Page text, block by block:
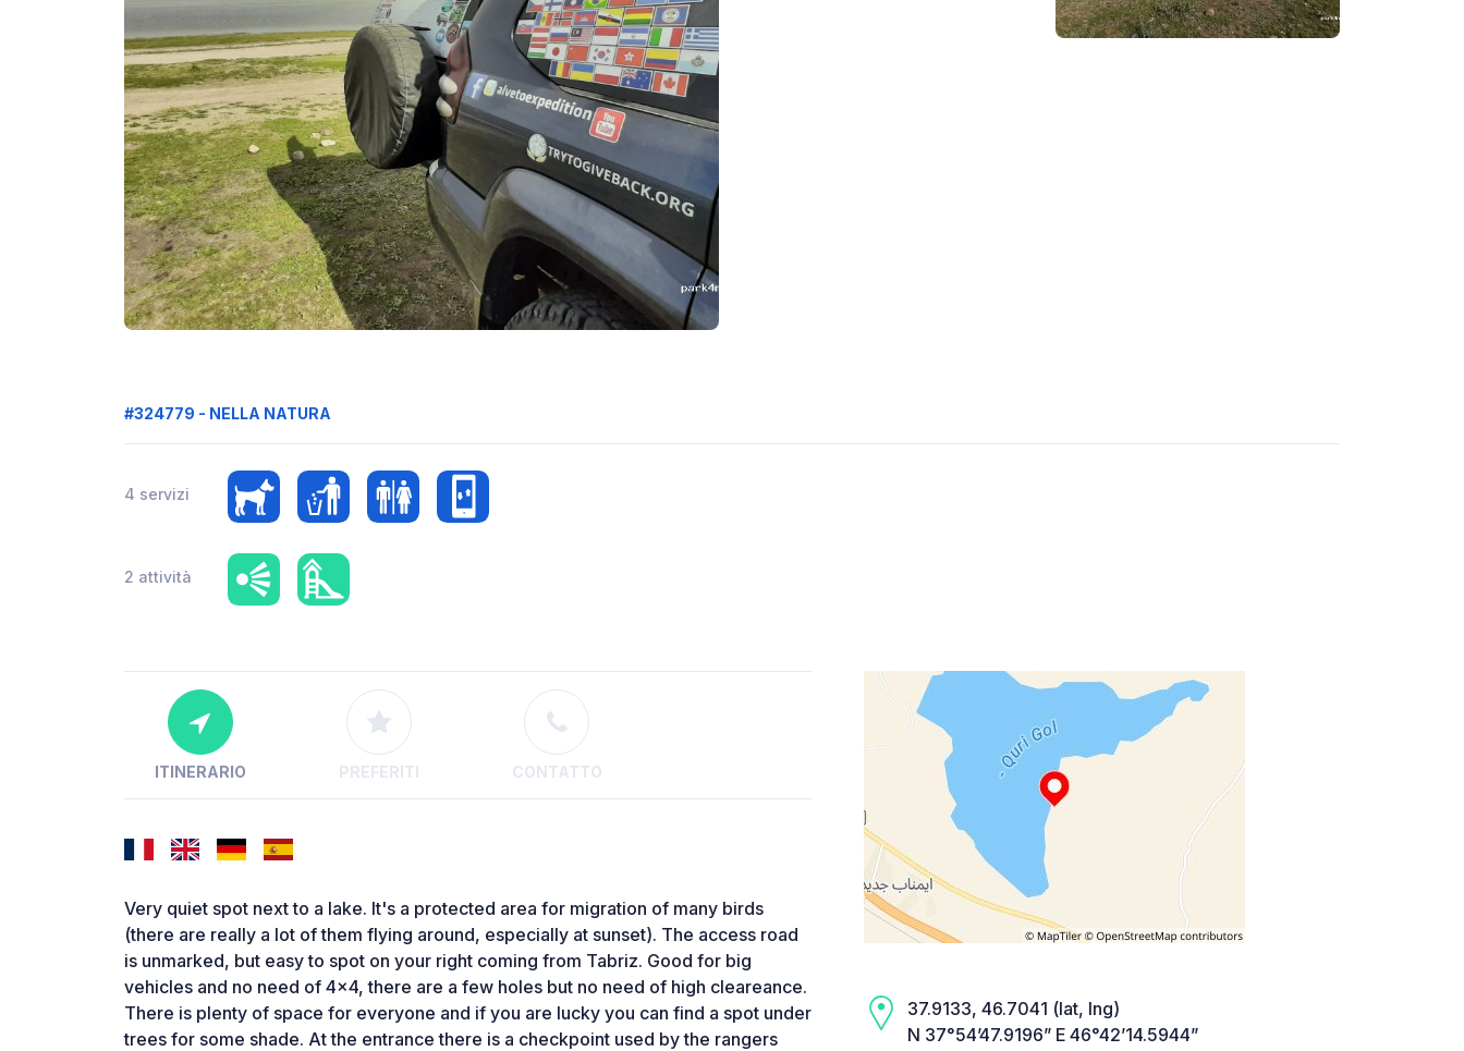
#324779 - NELLA NATURA
4 servizi
2 attività
ITINERARIO PREFERITI CONTATTO
Very quiet spot next to a lake. It's a protected area for migration of many birds
(there are really a lot of them flying around, especially at sunset). The access road
is unmarked, but easy to spot on your right coming from Tabriz. Good for big
vehicles and no need of 4x4, there are a few holes but no need of high cleareance.
There is plenty of space for everyone and if you are lucky you can find a spot under
trees for some shade. At the entrance there is a checkpoint used by the rangers
37.9133, 46.7041 (lat, lng)
N 37°54’47.9196” E 46°42’14.5944”